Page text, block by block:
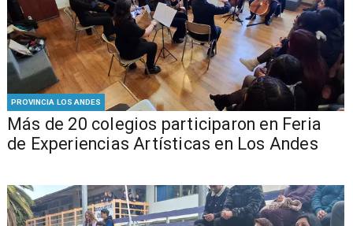
PROVINCIA LOS ANDES
Más de 20 colegios participaron en Feria
de Experiencias Artísticas en Los Andes